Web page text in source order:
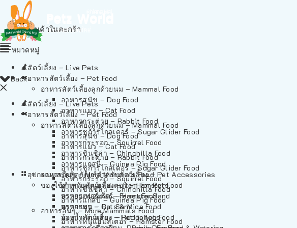
ไม่มีสินค้าในตะกร้า
Back
สัตว์เลี้ยง – Live Pets
อาหารสัตว์เลี้ยง – Pet Food
อาหารสัตว์เลี้ยงลูกด้วยนม – Mammal Food
อาหารสุนัข – Dog Food
อาหารแมว – Cat Food
อาหารกระต่าย – Rabbit Food
อาหารชูก้าร์ไกลเดอร์ – Sugar Glider Food
อาหารกระรอก – Squirrel Food
อาหารชินชิล่า – Chinchilla Food
อาหารแกสบี้ – Guinea Pig Food
อาหารอื่นๆ – More Mammals Food
อาหารหนูแฮมสเตอร์ – Hamster Food
หมวดหมู่
สัตว์เลี้ยง – Live Pets
อาหารสัตว์เลี้ยง – Pet Food
อาหารสัตว์เลี้ยงลูกด้วยนม – Mammal Food
อาหารสุนัข – Dog Food
อาหารแมว – Cat Food
อาหารกระต่าย – Rabbit Food
อาหารชูก้าร์ไกลเดอร์ – Sugar Glider Food
อาหารกระรอก – Squirrel Food
อาหารชินชิล่า – Chinchilla Food
อาหารแกสบี้ – Guinea Pig Food
อาหารอื่นๆ – More Mammals Food
อาหารหนูแฮมสเตอร์ – Hamster Food
อาหารเฟอร์เร็ต – Ferret Food
อาหารหนู – Rats & Mice Food
อาหารเม่นแคระ – Hedgehog Food
อุปกรณและผลิตภัณฑ์สำหรับสัตว์เลี้ยง – Pet Accessories
ของใช้สำหรับสัตว์เลี้ยง – Item For Pets
ทรายแฮมสเตอร์ – Hamster Sand
ทรายแมว – Cat Sand
ห้องน้ำสัตว์เลี้ยง – Pet Toilets